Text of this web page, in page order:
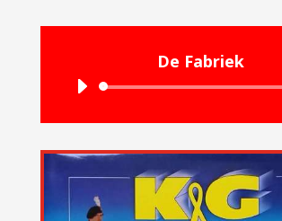
De Fabriek
Audiospeler